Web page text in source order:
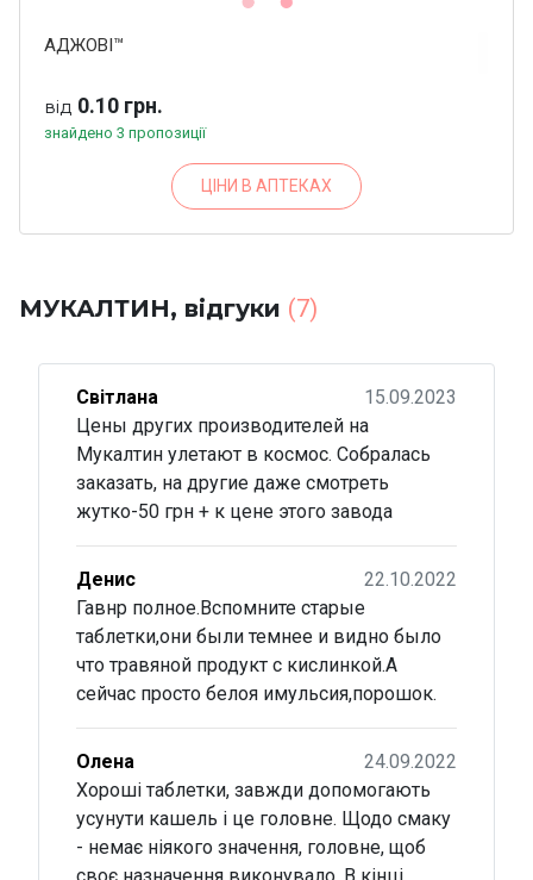
АДЖОВІ™
від 0.10 грн.
знайдено 3 пропозиції
ЦІНИ В АПТЕКАХ
МУКАЛТИН, відгуки (7)
Світлана
15.09.2023
Цены других производителей на
Мукалтин улетают в космос. Собралась
заказать, на другие даже смотреть
жутко-50 грн + к цене этого завода
Денис
22.10.2022
Гавнр полное.Вспомните старые
таблетки,они были темнее и видно было
что травяной продукт с кислинкой.А
сейчас просто белоя имульсия,порошок.
Олена
24.09.2022
Хороші таблетки, завжди допомогають
усунути кашель і це головне. Щодо смаку
- немає ніякого значення, головне, щоб